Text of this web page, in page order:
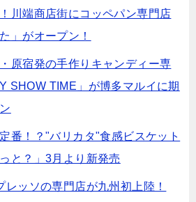
川端商店街にコッペパン専門店
」がオープン！
・原宿発の手作りキャンディー専
SHOW TIME」が博多マルイに期
番！？"バリカタ"食感ビスケット
と？」3月より新発売
レッソの専門店が九州初上陸！